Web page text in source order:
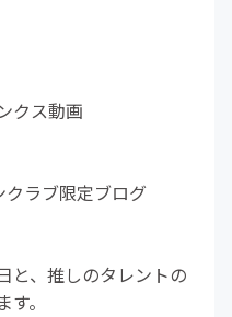
クス動画
クラブ限定ブログ
と、推しのタレントの
。